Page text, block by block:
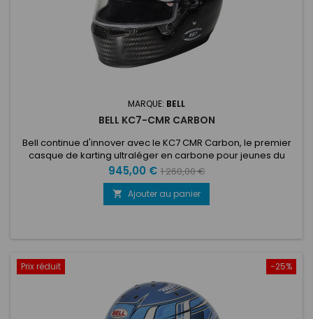
MARQUE: BELL
BELL KC7-CMR CARBON
Bell continue d'innover avec le KC7 CMR Carbon, le premier
casque de karting ultraléger en carbone pour jeunes du
marché. Basé sur le HP7 avancé et intégrant la même
technologie de performance, ce design élégant et
aérodynamique comprend un système de ventilation
avancé avec 14 canaux d'admission et d'échappement d'air
Prix
945,00 € Prix
de
base
1 260,00 €
 Ajouter au panier
-25%
Prix réduit